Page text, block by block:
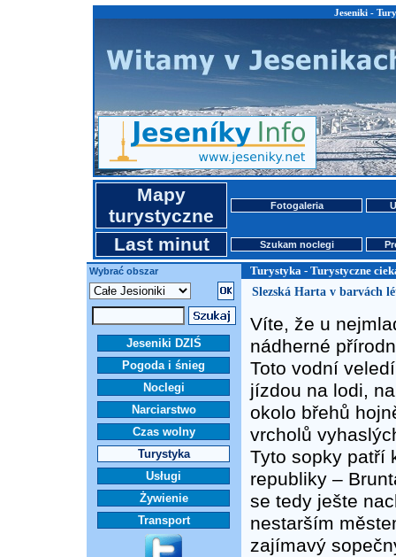
Jeseniki -
Mapy
turystyczne
Fotogaleria
Last minut Szukam noclegi
Wybrać obszar Turystyka - Turystyczne
Jeseniki DZIŚ
Pogoda i śnieg
Noclegi
Narciarstwo
Czas wolny
Turystyka
Usługi
Żywienie
Transport
Slezská Harta v barvách
Víte, že u
nádherné
Toto vodní
jízdou na lodi,
okolo břehů
vrcholů
Tyto sopky patří
republiky –
se tedy ješte
nestarším
zajímavý